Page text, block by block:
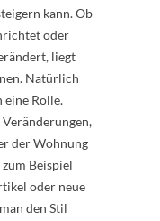
kann. Ob
oder
liegt
Natürlich
eine Rolle.
der Wohnung
Beispiel
oder neue
den Stil